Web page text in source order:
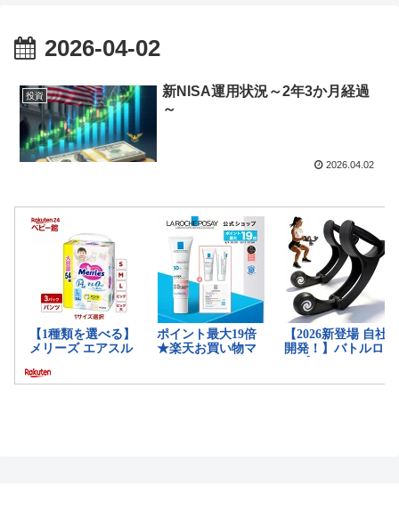
2026-04-02
投資
新NISA運用状況～2年3か月経過
～
2026.04.02